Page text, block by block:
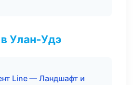
Улан-Удэ
Line — Ландшафт и